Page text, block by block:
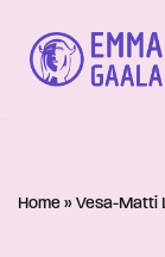
Siirry
suoraan
Home » Vesa-Matti